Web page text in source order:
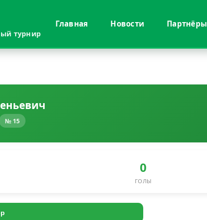
турнир
Главная Новости Партнёры
№ 15
0
ГОЛЫ